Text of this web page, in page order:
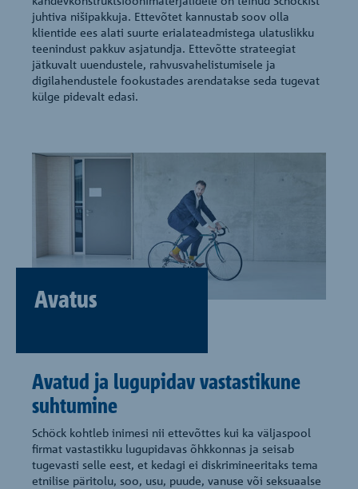
juhtiva nišipakkuja. Ettevõtet kannustab soov olla
klientide ees alati suurte erialateadmistega ulatuslikku
teenindust pakkuv asjatundja. Ettevõtte strateegiat
jätkuvalt uuendustele, rahvusvahelistumisele ja
digilahendustele fookustades arendatakse seda tugevat
külge pidevalt edasi.
Avatus
Avatud ja lugupidav vastastikune
suhtumine
Schöck kohtleb inimesi nii ettevõttes kui ka väljaspool
firmat vastastikku lugupidavas õhkkonnas ja seisab
tugevasti selle eest, et kedagi ei diskrimineeritaks tema
etnilise päritolu, soo, usu, puude, vanuse või seksuaalse